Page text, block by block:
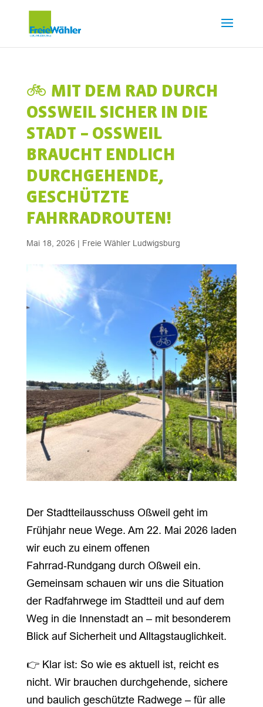
🚲 MIT DEM RAD DURCH
OSSWEIL SICHER IN DIE S
TADT – OSSWEIL BR
AUCHT ENDLICH DU
RCHGEHENDE, GE
SCHÜTZTE FA
HRRADROUTEN!
Mai 18, 2026 | Freie Wähler Ludwigsburg
Der Stadtteilausschuss Oßweil geht im
Frühjahr neue Wege. Am 22. Mai 2026 laden
wir euch zu einem offenen
Fahrrad‑Rundgang durch Oßweil ein.
Gemeinsam schauen wir uns die Situation
der Radfahrwege im Stadtteil und auf dem
Weg in die Innenstadt an – mit besonderem
Blick auf Sicherheit und Alltagstauglichkeit.
👉 Klar ist: So wie es aktuell ist, reicht es
nicht. Wir brauchen durchgehende, sichere
und baulich geschützte Radwege – für alle